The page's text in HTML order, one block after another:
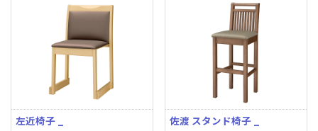
左近椅子 _ 佐渡 スタンド椅子 _